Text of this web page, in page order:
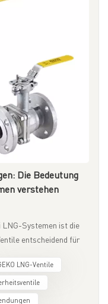
Die Bedeutung
verstehen
Systemen ist die
entscheidend für
zum Einsatz, von
zählt zu den
und zeichnet
LNG-Ventile